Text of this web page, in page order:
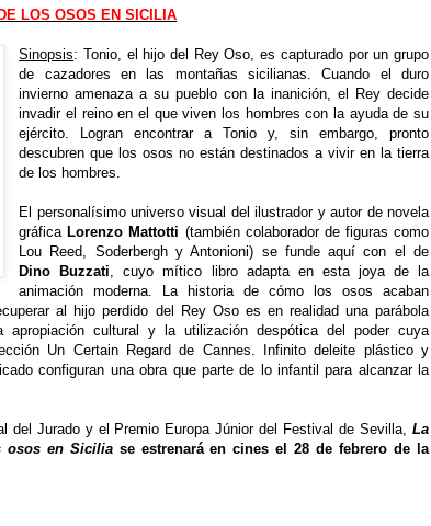
LOS OSOS EN SICILIA
Sinopsis: Tonio, el hijo del Rey Oso, es capturado por un grupo
de cazadores en las montañas sicilianas. Cuando el duro
invierno amenaza a su pueblo con la inanición, el Rey decide
invadir el reino en el que viven los hombres con la ayuda de su
ejército. Logran encontrar a Tonio y, sin embargo, pronto
descubren que los osos no están destinados a vivir en la tierra
de los hombres.
El personalísimo universo visual del ilustrador y autor de novela
gráfica Lorenzo Mattotti (también colaborador de figuras como
Lou Reed, Soderbergh y Antonioni) se funde aquí con el de
Dino Buzzati, cuyo mítico libro adapta en esta joya de la
animación moderna. La historia de cómo los osos acaban
al hijo perdido del Rey Oso es en realidad una parábola
apropiación cultural y la utilización despótica del poder cuya
Un Certain Regard de Cannes. Infinito deleite plástico y
configuran una obra que parte de lo infantil para alcanzar la
del Jurado y el Premio Europa Júnior del Festival de Sevilla, La
osos en Sicilia se estrenará en cines el 28 de febrero de la